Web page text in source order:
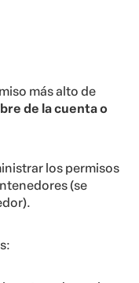
más alto de
de la cuenta o
los permisos
(se